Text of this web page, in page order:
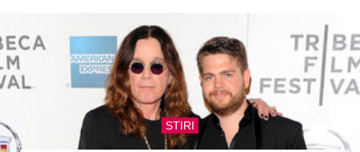
STIRI